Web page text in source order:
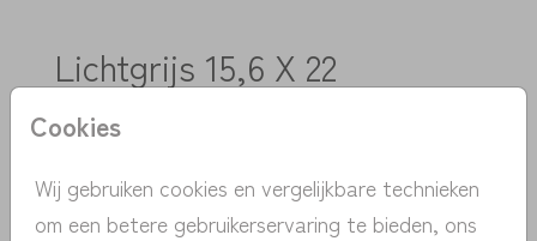
Cookies
Wij gebruiken cookies en vergelijkbare technieken
om een betere gebruikerservaring te bieden, ons
Lichtgrijs 15,6 X 22
Aantal